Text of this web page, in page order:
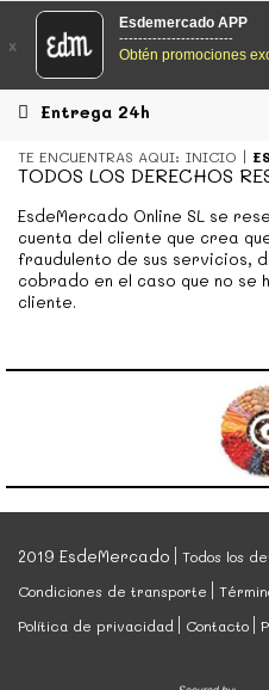
EsDeMercado.com
EsDeMercado.com
los mejores mercados de
locales.
EsDeMercado.com
EsDeMercado.comte lleva a
los mejores mercados de
locales.
x
Esdemercado APP
------------------------
Obtén promociones
Entrega 24h
TE ENCUENTRAS AQUI: INICIO
TODOS LOS DERECHOS
EsdeMercado Online SL se
cuenta del cliente que crea
fraudulento de sus servicios,
cobrado en el caso que no se
cliente.
2019 EsdeMercado
Todos los
Condiciones de transporte
Política de privacidad
Contacto